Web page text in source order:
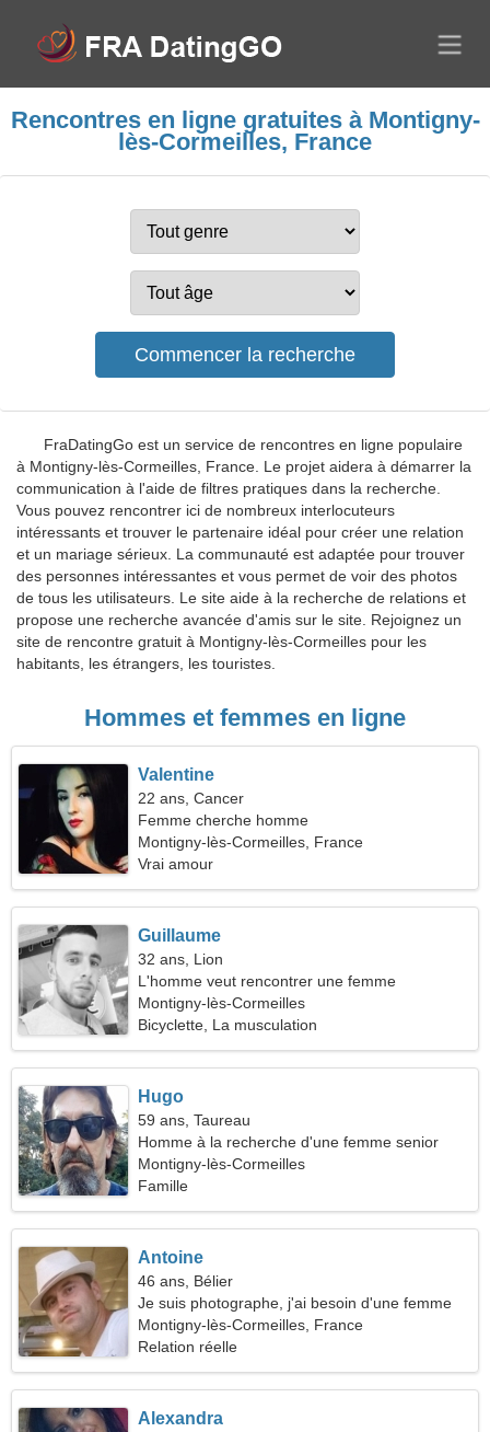
Rencontres en ligne gratuites à Montigny-
lès-Cormeilles, France
FraDatingGo est un service de rencontres en ligne populaire
à Montigny-lès-Cormeilles, France. Le projet aidera à démarrer la
communication à l'aide de filtres pratiques dans la recherche.
Vous pouvez rencontrer ici de nombreux interlocuteurs
intéressants et trouver le partenaire idéal pour créer une relation
et un mariage sérieux. La communauté est adaptée pour trouver
des personnes intéressantes et vous permet de voir des photos
de tous les utilisateurs. Le site aide à la recherche de relations et
propose une recherche avancée d'amis sur le site. Rejoignez un
site de rencontre gratuit à Montigny-lès-Cormeilles pour les
habitants, les étrangers, les touristes.
Hommes et femmes en ligne
Valentine
22 ans, Cancer
Femme cherche homme
Montigny-lès-Cormeilles, France
Vrai amour
Guillaume
32 ans, Lion
L'homme veut rencontrer une femme
Montigny-lès-Cormeilles
Bicyclette, La musculation
Hugo
59 ans, Taureau
Homme à la recherche d'une femme senior
Montigny-lès-Cormeilles
Famille
Antoine
46 ans, Bélier
Je suis photographe, j'ai besoin d'une femme
sympathique
Montigny-lès-Cormeilles, France
Relation réelle
Alexandra